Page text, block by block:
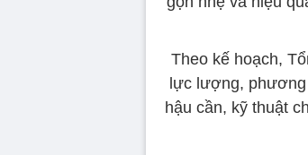
Theo kế hoạch,
lực lượng,
hậu cần, kỹ thuật